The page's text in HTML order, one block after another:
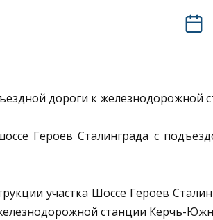
дороги к железнодорожной
Героев Сталинграда с
участка Шоссе Героев
станции Керчь-